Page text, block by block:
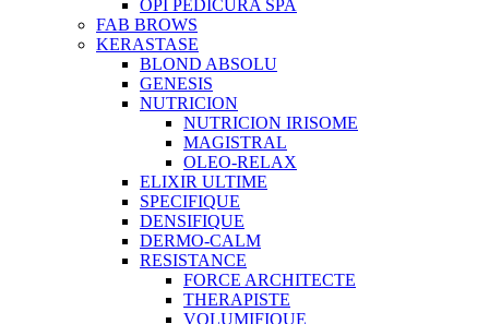
OPI PEDICURA SPA
FAB BROWS
KERASTASE
BLOND ABSOLU
GENESIS
NUTRICION
NUTRICION IRISOME
MAGISTRAL
OLEO-RELAX
ELIXIR ULTIME
SPECIFIQUE
DENSIFIQUE
DERMO-CALM
RESISTANCE
FORCE ARCHITECTE
THERAPISTE
VOLUMIFIQUE